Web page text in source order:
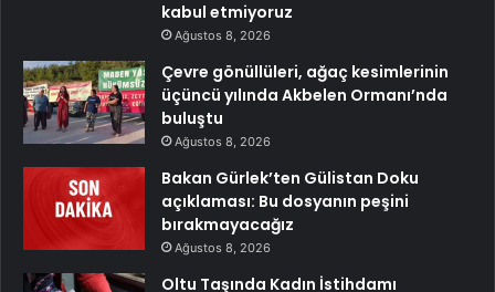
kabul etmiyoruz
Ağustos 8, 2026
Çevre gönüllüleri, ağaç kesimlerinin
üçüncü yılında Akbelen Ormanı’nda
buluştu
Ağustos 8, 2026
Bakan Gürlek’ten Gülistan Doku
açıklaması: Bu dosyanın peşini
bırakmayacağız
Ağustos 8, 2026
Oltu Taşında Kadın İstihdamı